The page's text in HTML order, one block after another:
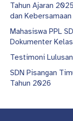
Tahun Ajaran
dan Kebersamaan
Mahasiswa PPL
Dokumenter
Testimoni
SDN Pisangan
Tahun 2026